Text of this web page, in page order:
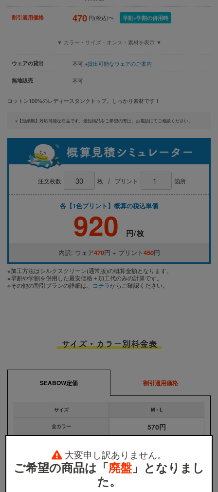
割引適用価格 470 円(税込)〜 早割+学割の併用時
▼ カラー・サイズ・オンス・素材を表示 ▼
ウェアの貸出 不可 ※貸出可能なウェアのご案内
無地販売 不可
コットン100%のレディースタンクトップ。しっかり素材です！
※【短納期】対応可能な商品です。最短納品をご希望の際は、お電話にてご相談ください。
注文枚数 枚 / プリント 箇所
各【1色プリント】概算の税込単価
920 円/枚
内訳: ウェア470円 + プリント450円
※加工方法はシルクスクリーン(通常版)の概算金額となります。
※早割や学割を併用した最安価格＋加工代のみの計算です。
※その他の割引プランの詳細は、
コチラからご確認ください。
サイズ・カラー別料金表
SEABOW定価 割引適用価格
サイズ M・L
全カラー 570円
ウェア本体の税込価格です。プリント代金、送料などは含まれません。
割引適用価格は、早割と学割を併用した場合のウェア本体の単価となります。詳しくは
ら適用条件をご確認ください。
無地注文、バッグ・タオル・キャップ等は、割引の対象外です。
大変申し訳ありません。
ご希望の商品は「廃盤」となりまし
た。